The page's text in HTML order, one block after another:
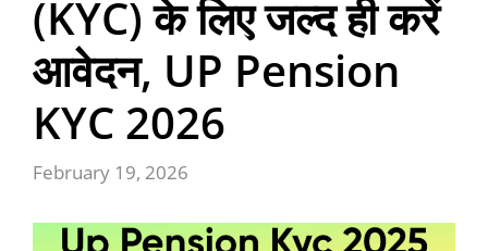
(KYC) के लिए जल्द ही करें
आवेदन, UP Pension
KYC 2026
February 19, 2026